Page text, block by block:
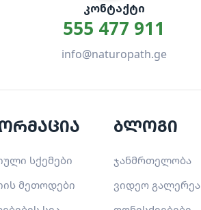
ᲙᲝᲜᲢᲐᲥᲢᲘ
555 477 911
info@naturopath.ge
სქემები
მეთოდები
ბლოგი
ჯანმრთელობა
ვიდეო გალერეა